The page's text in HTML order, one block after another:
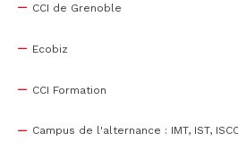
CCI de Grenoble
Ecobiz
CCI Formation
Campus de l'alternance : IMT, IST,